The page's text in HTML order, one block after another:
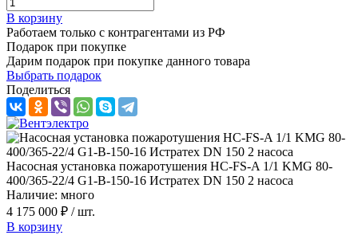
В корзину
Работаем только с контрагентами из РФ
Подарок при покупке
Дарим подарок при покупке данного товара
Выбрать подарок
Поделиться
Насосная установка пожаротушения HC-FS-A 1/1 KMG 80-
400/365-22/4 G1-B-150-16 Истратех DN 150 2 насоса
Наличие: много
4 175 000 ₽ / шт.
В корзину